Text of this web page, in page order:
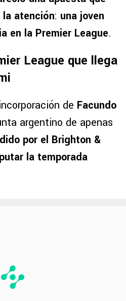
atención: una joven
en la Premier League.
League que llega
de Facundo
argentino de apenas
por el Brighton &
la temporada